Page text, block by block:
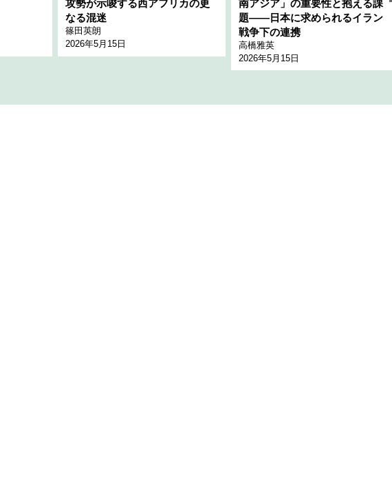
攻勢が示唆する西アフリカの更
なる混迷
篠田英朗
2026年5月15日
南アジア」の重要性と抱える課
題――日本に求められるイラン
戦争下の連携
高橋雅英
2026年5月15日